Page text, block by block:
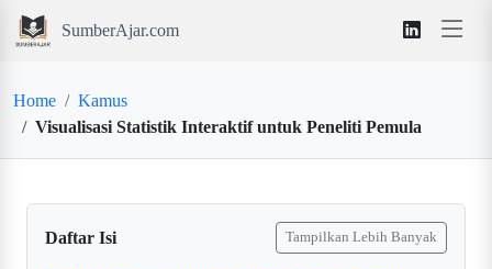
SumberAjar.com
Home
Kamus
Visualisasi Statistik Interaktif untuk Peneliti Pemula
Daftar Isi Tampilkan Lebih Banyak